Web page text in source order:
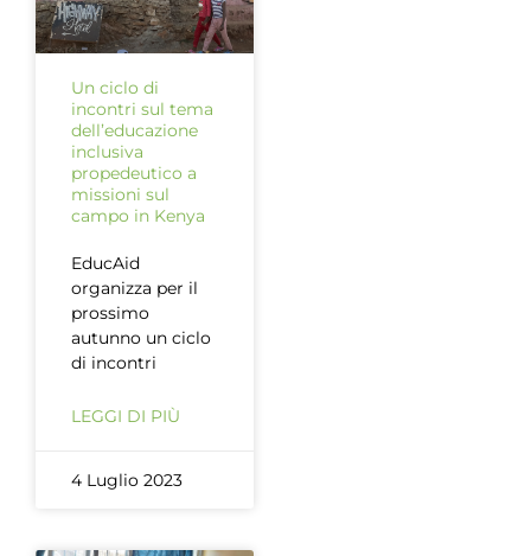
Un ciclo di
incontri sul tema
dell’educazione
inclusiva
propedeutico a
missioni sul
campo in Kenya
EducAid
organizza per il
prossimo
autunno un ciclo
di incontri
LEGGI DI PIÙ
4 Luglio 2023